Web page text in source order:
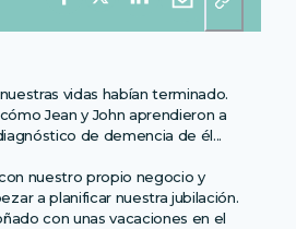
vidas habían terminado.
Jean y John aprendieron a
de demencia de él...
nuestro propio negocio y
a planificar nuestra jubilación.
con unas vacaciones en el